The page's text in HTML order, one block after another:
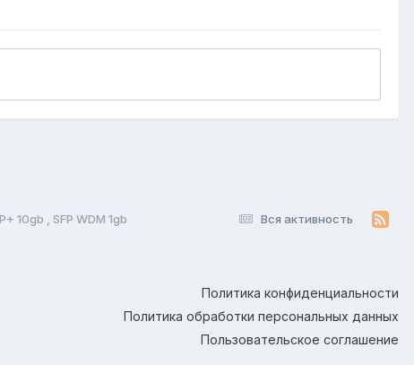
Вся активность
10gb , SFP WDM 1gb
Политика конфиденциальности
Политика обработки персональных данных
Пользовательское соглашение